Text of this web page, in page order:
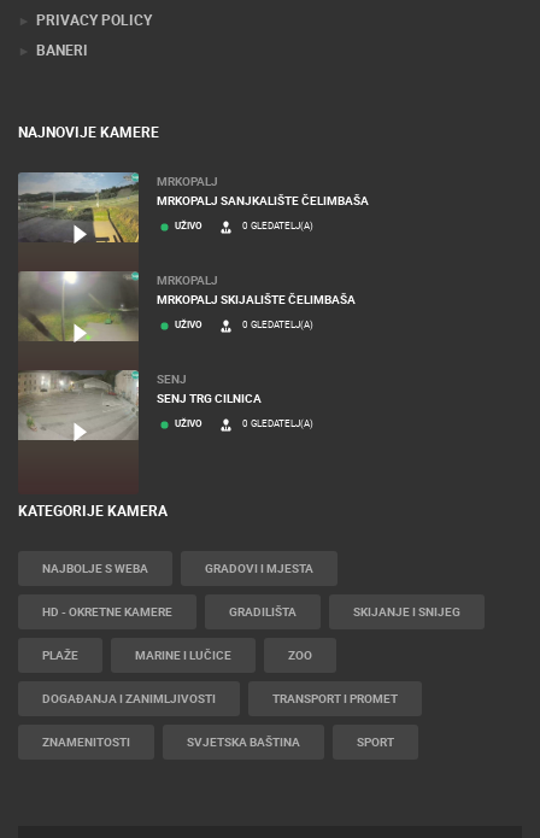
PRIVACY POLICY
BANERI
NAJNOVIJE KAMERE
MRKOPALJ
MRKOPALJ SANJKALIŠTE ČELIMBAŠA
UŽIVO 0 GLEDATELJ(A)
MRKOPALJ
MRKOPALJ SKIJALIŠTE ČELIMBAŠA
UŽIVO 0 GLEDATELJ(A)
SENJ
SENJ TRG CILNICA
UŽIVO 0 GLEDATELJ(A)
KATEGORIJE KAMERA
NAJBOLJE S WEBA GRADOVI I MJESTA
HD - OKRETNE KAMERE GRADILIŠTA SKIJANJE I SNIJEG
PLAŽE MARINE I LUČICE ZOO
DOGAĐANJA I ZANIMLJIVOSTI TRANSPORT I PROMET
ZNAMENITOSTI SVJETSKA BAŠTINA SPORT